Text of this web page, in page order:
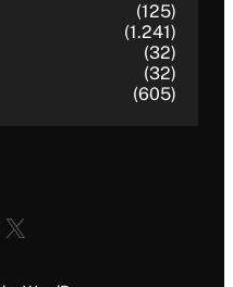
(125)
(1.241)
(32)
(32)
(605)
X